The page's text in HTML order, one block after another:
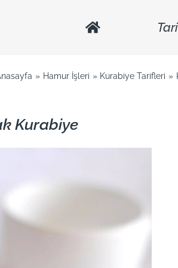
Hamur İşleri Kurabiye Tarifleri
Kurabiye